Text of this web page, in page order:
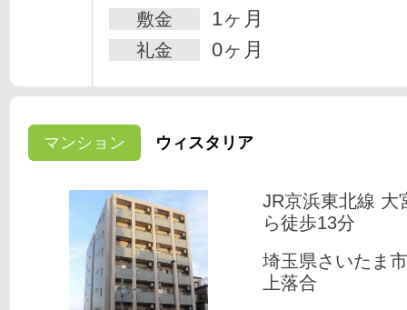
敷金 1ヶ月
礼金 0ヶ月
マンション ウィスタリア
JR京浜東北線 大
ら徒歩13分
埼玉県さいたま
上落合